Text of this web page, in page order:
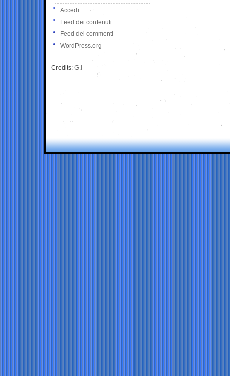
Accedi
Feed dei contenuti
Feed dei commenti
WordPress.org
Credits: G.I